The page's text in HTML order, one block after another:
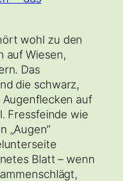
wohl zu den
auf Wiesen,
Das
die schwarz,
auf
Fressfeinde wie
„Augen“
Blatt – wenn